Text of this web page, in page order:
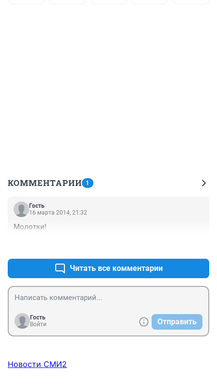
КОММЕНТАРИИ 1
Гость
16 марта 2014, 21:32
Молотки!
Читать все комментарии
Гость
Войти
Отправить
Новости СМИ2